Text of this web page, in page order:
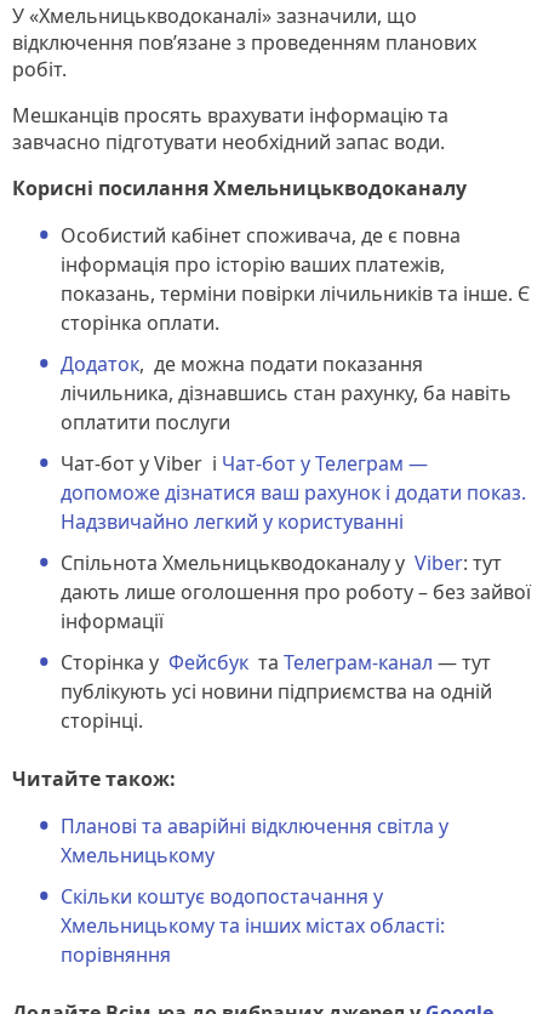
У «Хмельницькводоканалі» зазначили, що
відключення пов’язане з проведенням планових
робіт.
Мешканців просять врахувати інформацію та
завчасно підготувати необхідний запас води.
Корисні посилання Хмельницькводоканалу
Особистий кабінет споживача, де є повна
інформація про історію ваших платежів,
показань, терміни повірки лічильників та інше. Є
сторінка оплати.
Додаток, де можна подати показання
лічильника, дізнавшись стан рахунку, ба навіть
оплатити послуги
Чат-бот у Viber і Чат-бот у Телеграм —
допоможе дізнатися ваш рахунок і додати показ.
Надзвичайно легкий у користуванні
Спільнота Хмельницькводоканалу у Viber: тут
дають лише оголошення про роботу – без зайвої
інформації
Сторінка у Фейсбук та Телеграм-канал — тут
публікують усі новини підприємства на одній
сторінці.
Читайте також:
Планові та аварійні відключення світла у
Хмельницькому
Скільки коштує водопостачання у
Хмельницькому та інших містах області:
порівняння